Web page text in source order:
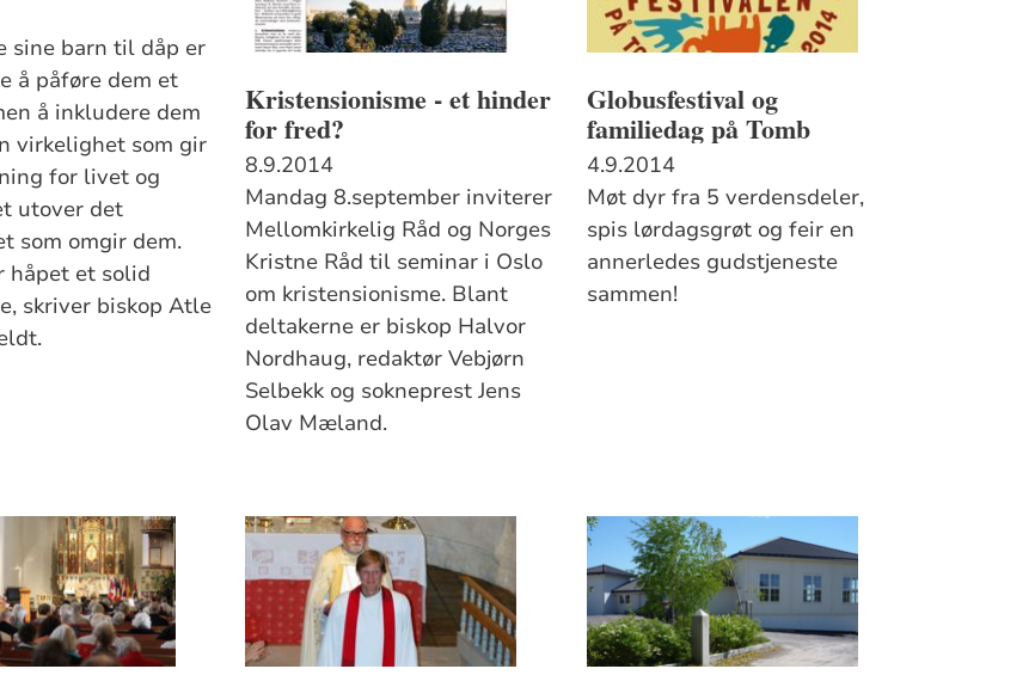
sine barn til dåp er
å påføre dem et
å inkludere dem
virkelighet som gir
for livet og
utover det
som omgir dem.
håpet et solid
skriver biskop Atle
Kristensionisme - et hinder
for fred?
8.9.2014
Mandag 8.september inviterer
Mellomkirkelig Råd og Norges
Kristne Råd til seminar i Oslo
om kristensionisme. Blant
deltakerne er biskop Halvor
Nordhaug, redaktør Vebjørn
Selbekk og sokneprest Jens
Olav Mæland.
Globusfestival og
familiedag på Tomb
4.9.2014
Møt dyr fra 5 verdensdeler,
spis lørdagsgrøt og feir en
annerledes gudstjeneste
sammen!